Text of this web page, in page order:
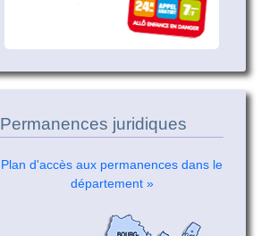
Permanences juridiques
Plan d'accès aux permanences dans le
département »